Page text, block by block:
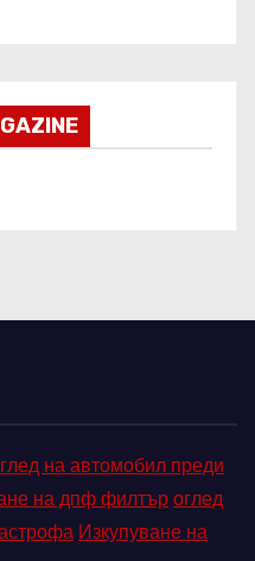
на автомобил преди
на дпф филтъроглед
Изкупуване на